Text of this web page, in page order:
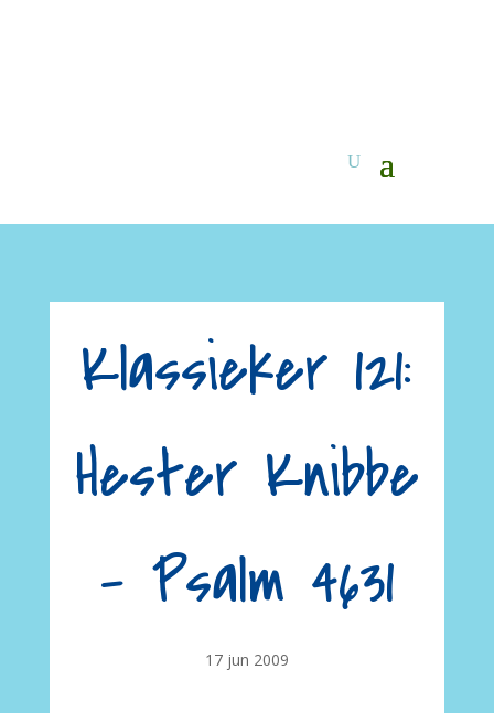
Klassieker 121:
Hester Knibbe
– Psalm 4631
17 jun 2009